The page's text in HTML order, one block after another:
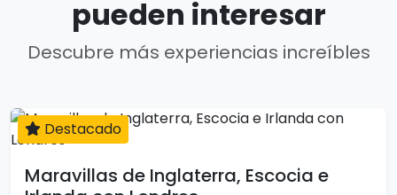
pueden interesar
Descubre más experiencias increíbles
Destacado